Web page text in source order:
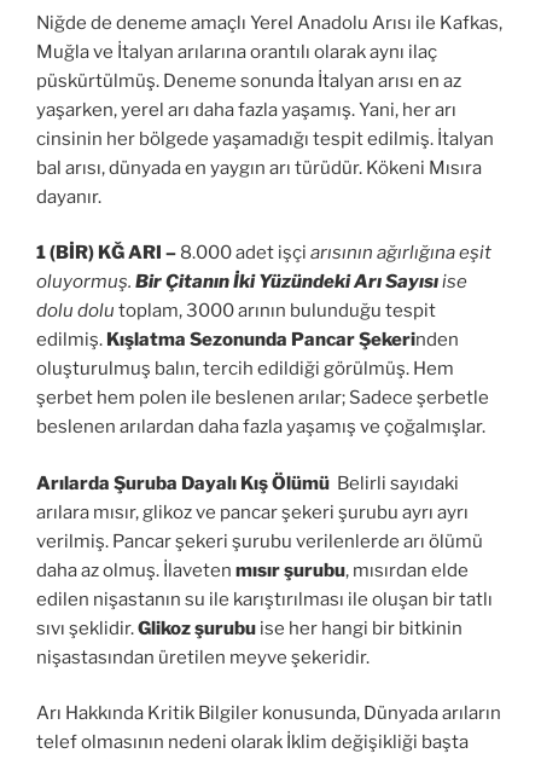
Niğde de deneme amaçlı Yerel Anadolu Arısı ile Kafkas,
Muğla ve İtalyan arılarına orantılı olarak aynı ilaç
püskürtülmüş. Deneme sonunda İtalyan arısı en az
yaşarken, yerel arı daha fazla yaşamış. Yani, her arı
cinsinin her bölgede yaşamadığı tespit edilmiş. İtalyan
bal arısı, dünyada en yaygın arı türüdür. Kökeni Mısıra
dayanır.
1 (BİR) KĞ ARI – 8.000 adet işçi arısının ağırlığına eşit
oluyormuş. Bir Çitanın İki Yüzündeki Arı Sayısıise
dolu dolu toplam, 3000 arının bulunduğu tespit
edilmiş. Kışlatma Sezonunda Pancar Şekerinden
oluşturulmuş balın, tercih edildiği görülmüş. Hem
şerbet hem polen ile beslenen arılar; Sadece şerbetle
beslenen arılardan daha fazla yaşamış ve çoğalmışlar.
Arılarda Şuruba Dayalı Kış Ölümü Belirli sayıdaki
arılara mısır, glikoz ve pancar şekeri şurubu ayrı ayrı
verilmiş. Pancar şekeri şurubu verilenlerde arı ölümü
daha az olmuş. İlaveten mısır şurubu, mısırdan elde
edilen nişastanın su ile karıştırılması ile oluşan bir tatlı
sıvı şeklidir.Glikoz şurubu ise her hangi bir bitkinin
nişastasından üretilen meyve şekeridir.
Arı Hakkında Kritik Bilgiler konusunda, Dünyada arıların
telef olmasının nedeni olarak İklim değişikliği başta